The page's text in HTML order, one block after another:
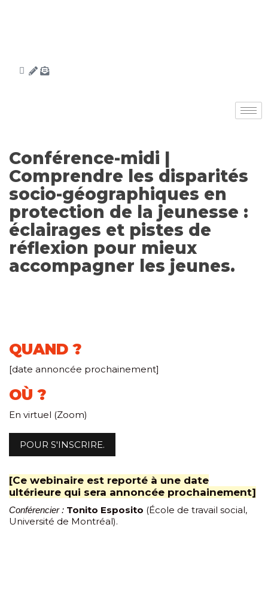
Conférence-midi |
Comprendre les disparités
socio-géographiques en
protection de la jeunesse :
éclairages et pistes de
réflexion pour mieux
accompagner les jeunes.
QUAND ?
[date annoncée prochainement]
OÙ ?
En virtuel (Zoom)
POUR S'INSCRIRE.
[Ce webinaire est reporté à une date
ultérieure qui sera annoncée prochainement]
Conférencier : Tonito Esposito (École de travail social,
Université de Montréal).